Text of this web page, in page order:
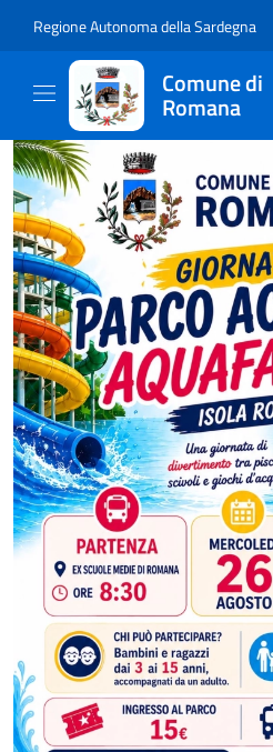
Regione Autonoma della Sardegna
Comune di
Romana